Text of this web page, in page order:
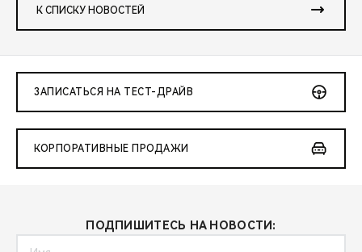
К СПИСКУ НОВОСТЕЙ
ЗАПИСАТЬСЯ НА ТЕСТ-ДРАЙВ
КОРПОРАТИВНЫЕ ПРОДАЖИ
ПОДПИШИТЕСЬ НА НОВОСТИ: